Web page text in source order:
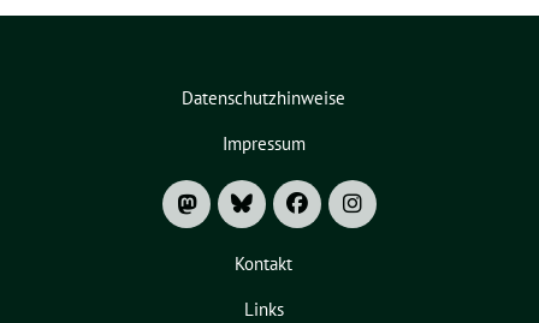
Datenschutzhinweise
Impressum
Kontakt
Links